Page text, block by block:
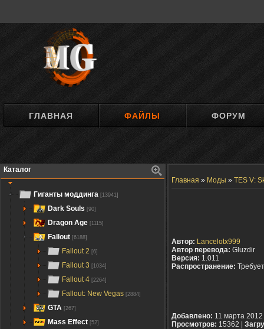
ГЛАВНАЯ ФАЙЛЫ ФОРУМ
Каталог
Гиганты моддинга [13941]
Dark Souls [90]
Dragon Age [1115]
Fallout [6188]
Fallout 2 [6]
Fallout 3 [1034]
Fallout 4 [2264]
Fallout: New Vegas [2884]
GTA [267]
Mass Effect [52]
Главная » Моды » TES V:
Автор: Lancelotx999
Автор перевода: Gluzdir
Версия: 1.011
Распространение:
Добавлено: 11 марта 2012
Просмотров: 15362 |